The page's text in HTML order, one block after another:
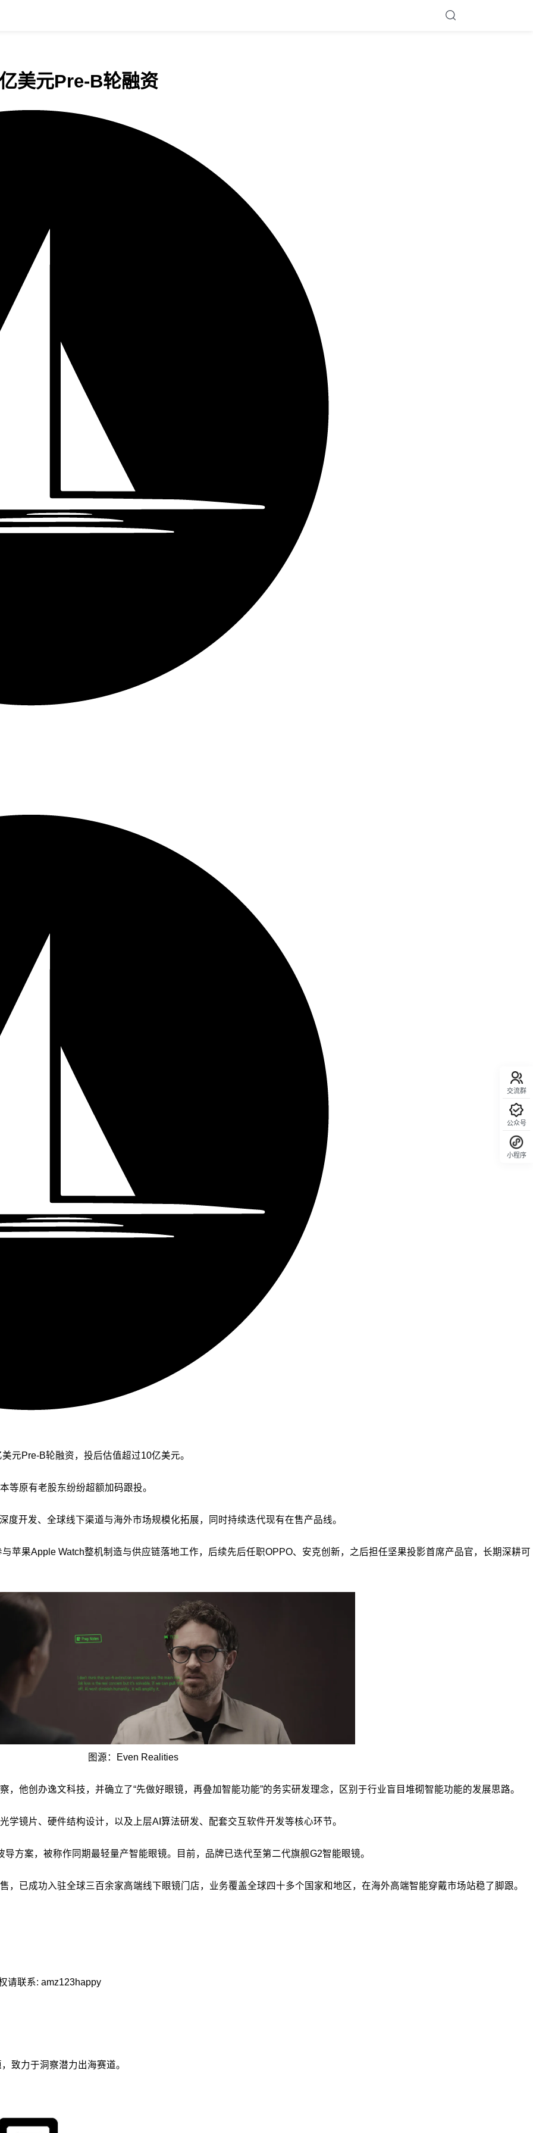
美元Pre-B轮融资
元Pre-B轮融资，投后估值超过10亿美元。
等原有老股东纷纷超额加码跟投。
开发、全球线下渠道与海外市场规模化拓展，同时持续迭代现有在售产品线。
苹果Apple Watch整机制造与供应链落地工作，后续先后任职OPPO、安克创新，之后担任坚果投影首席产品官，长期深耕可
图源：Even Realities
他创办逸文科技，并确立了“先做好眼镜，再叠加智能功能”的务实研发理念，区别于行业盲目堆砌智能功能的发展思路。
镜片、硬件结构设计，以及上层AI算法研发、配套交互软件开发等核心环节。
方案，被称作同期最轻量产智能眼镜。目前，品牌已迭代至第二代旗舰G2智能眼镜。
已成功入驻全球三百余家高端线下眼镜门店，业务覆盖全球四十多个国家和地区，在海外高端智能穿戴市场站稳了脚跟。
请联系: amz123happy
致力于洞察潜力出海赛道。
交流群
公众号
小程序